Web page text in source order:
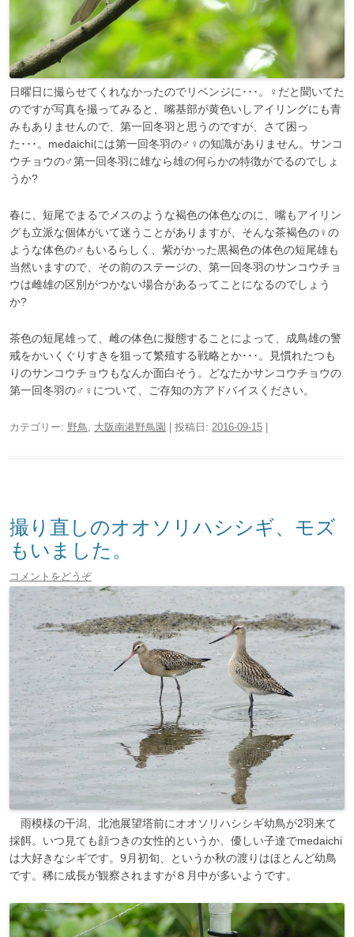
日曜日に撮らせてくれなかったのでリベンジに･･･。♀だと聞いてた
のですが写真を撮ってみると、嘴基部が黄色いしアイリングにも青
みもありませんので、第一回冬羽と思うのですが、さて困っ
た･･･。medaichiには第一回冬羽の♂♀の知識がありません。サンコ
ウチョウの♂第一回冬羽に雄なら雄の何らかの特徴がでるのでしょ
うか?
春に、短尾でまるでメスのような褐色の体色なのに、嘴もアイリン
グも立派な個体がいて迷うことがありますが、そんな茶褐色の♀の
ような体色の♂もいるらしく、紫がかった黒褐色の体色の短尾雄も
当然いますので、その前のステージの、第一回冬羽のサンコウチョ
ウは雌雄の区別がつかない場合があるってことになるのでしょう
か?
茶色の短尾雄って、雌の体色に擬態することによって、成鳥雄の警
戒をかいくぐりすきを狙って繁殖する戦略とか･･･。見慣れたつも
りのサンコウチョウもなんか面白そう。どなたかサンコウチョウの
第一回冬羽の♂♀について、ご存知の方アドバイスください。
カテゴリー: 野鳥, 大阪南港野鳥園 | 投稿日: 2016-09-15
撮り直しのオオソリハシシギ、モズ
もいました。
コメントをどうぞ
雨模様の干潟、北池展望塔前にオオソリハシシギ幼鳥が2羽来て
採餌。いつ見ても顔つきの女性的というか、優しい子達でmedaichi
は大好きなシギです。9月初旬、というか秋の渡りはほとんど幼鳥
です。稀に成長が観察されますが８月中が多いようです。